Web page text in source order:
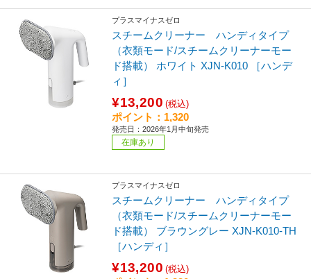
プラスマイナスゼロ
スチームクリーナー ハンディタイプ
（衣類モード/スチームクリーナーモー
ド搭載） ホワイト XJN-K010 ［ハンデ
ィ］
¥13,200 (税込)
ポイント：1,320
発売日：2026年1月中旬発売
在庫あり
プラスマイナスゼロ
スチームクリーナー ハンディタイプ
（衣類モード/スチームクリーナーモー
ド搭載） ブラウングレー XJN-K010-TH
［ハンディ］
¥13,200 (税込)